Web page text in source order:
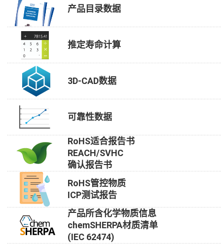
产品目录数据
推定寿命计算
3D-CAD数据
可靠性数据
RoHS适合报告书
REACH/SVHC
确认报告书
RoHS管控物质
ICP测试报告
产品所含化学物质信息
chemSHERPA材质清单
(IEC 62474)